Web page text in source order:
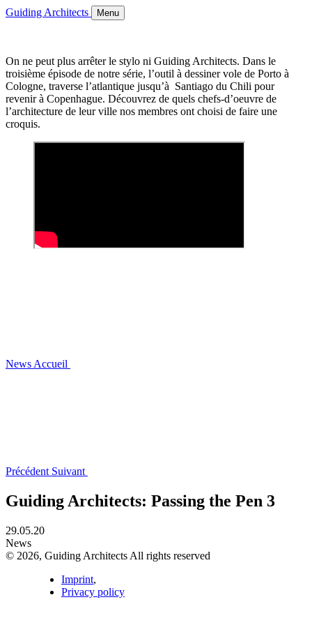
Guiding Architects Menu
On ne peut plus arrêter le stylo ni Guiding Architects. Dans le
troisième épisode de notre série, l’outil à dessiner vole de Porto à
Cologne, traverse l’atlantique jusqu’à Santiago du Chili pour
revenir à Copenhague. Découvrez de quels chefs-d’oeuvre de
l’architecture de leur ville nos membres ont choisi de faire une
croquis.
News Accueil
Précédent Suivant
Guiding Architects: Passing the Pen 3
29.05.20
News
© 2026, Guiding Architects All rights reserved
Imprint,
Privacy policy